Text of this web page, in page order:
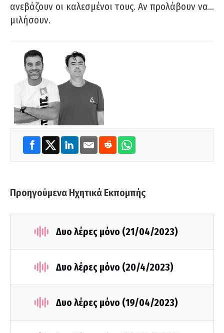
ανεβάζουν οι καλεσμένοι τους. Αν προλάβουν να…
μιλήσουν.
Προηγούμενα Ηχητικά Εκπομπής
Δυο λέρες μόνο (21/04/2023)
Δυο λέρες μόνο (20/4/2023)
Δυο λέρες μόνο (19/04/2023)